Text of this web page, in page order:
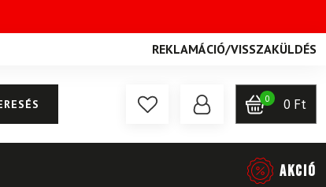
REKLAMÁCIÓ/VISSZAKÜLDÉS
0 0 Ft
AKCIÓ